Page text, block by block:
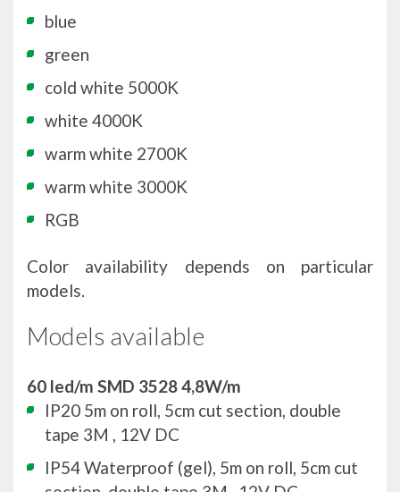
blue
green
cold white 5000K
white 4000K
warm white 2700K
warm white 3000K
RGB
Color availability depends on particular
models.
Models available
60 led/m SMD 3528 4,8W/m
IP20 5m on roll, 5cm cut section, double
tape 3M , 12V DC
IP54 Waterproof (gel), 5m on roll, 5cm cut